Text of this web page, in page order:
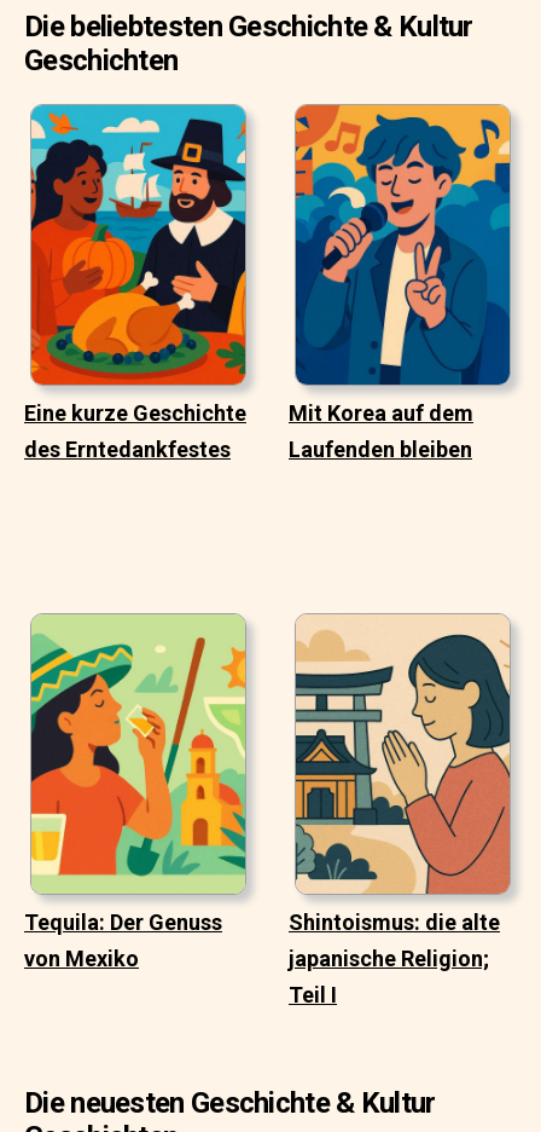
Die beliebtesten Geschichte & Kultur
Geschichten
Eine kurze Geschichte
des Erntedankfestes
Mit Korea auf dem
Laufenden bleiben
Tequila: Der Genuss
von Mexiko
Shintoismus: die alte
japanische Religion;
Teil I
Die neuesten Geschichte & Kultur